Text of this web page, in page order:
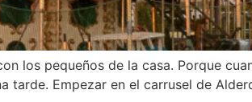
los pequeños de la casa. Porque
Empezar en el carrusel de